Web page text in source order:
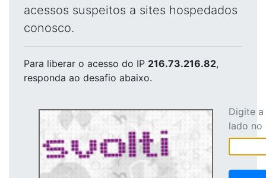
acessos suspeitos a sites hospedados
conosco.
Para liberar o acesso do IP 216.73.216.82,
responda ao desafio abaixo.
Digite
lado no